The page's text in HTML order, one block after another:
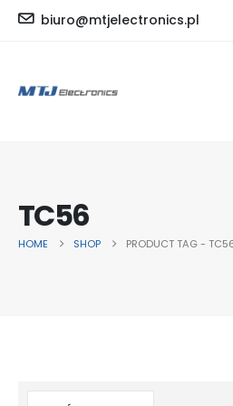
biuro@mtjelectronics.pl
TC56
HOME SHOP PRODUCT TAG -